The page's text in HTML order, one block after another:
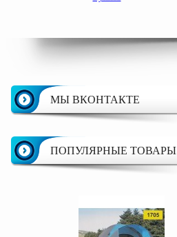
МЫ ВКОНТАКТЕ
ПОПУЛЯРНЫЕ ТОВАРЫ